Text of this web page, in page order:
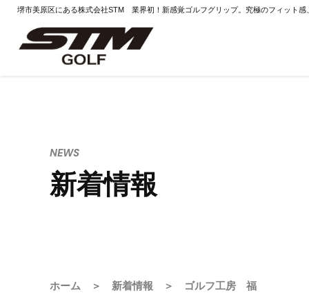
堺市美原区にある株式会社STM 業界初！新感覚ゴルフグリップ。究極のフィット感
NEWS
新着情報
ホーム ＞ 新着情報 ＞ ゴルフ工房 福